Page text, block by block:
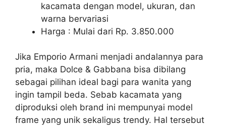
kacamata dengan model, ukuran, dan
warna bervariasi
Harga : Mulai dari Rp. 3.850.000
Jika Emporio Armani menjadi andalannya para
pria, maka Dolce & Gabbana bisa dibilang
sebagai pilihan ideal bagi para wanita yang
ingin tampil beda. Sebab kacamata yang
diproduksi oleh brand ini mempunyai model
frame yang unik sekaligus trendy. Hal tersebut